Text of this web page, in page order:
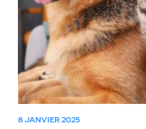
8 JANVIER 2025